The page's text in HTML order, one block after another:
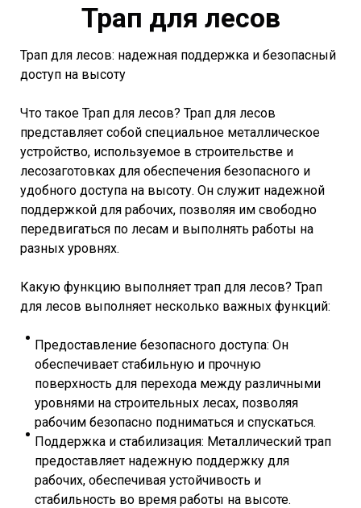
Трап для лесов
Трап для лесов: надежная поддержка и безопасный
доступ на высоту
Что такое Трап для лесов? Трап для лесов
представляет собой специальное металлическое
устройство, используемое в строительстве и
лесозаготовках для обеспечения безопасного и
удобного доступа на высоту. Он служит надежной
поддержкой для рабочих, позволяя им свободно
передвигаться по лесам и выполнять работы на
разных уровнях.
Какую функцию выполняет трап для лесов? Трап
для лесов выполняет несколько важных функций:
Предоставление безопасного доступа: Он
обеспечивает стабильную и прочную
поверхность для перехода между различными
уровнями на строительных лесах, позволяя
рабочим безопасно подниматься и спускаться.
Поддержка и стабилизация: Металлический трап
предоставляет надежную поддержку для
рабочих, обеспечивая устойчивость и
стабильность во время работы на высоте.